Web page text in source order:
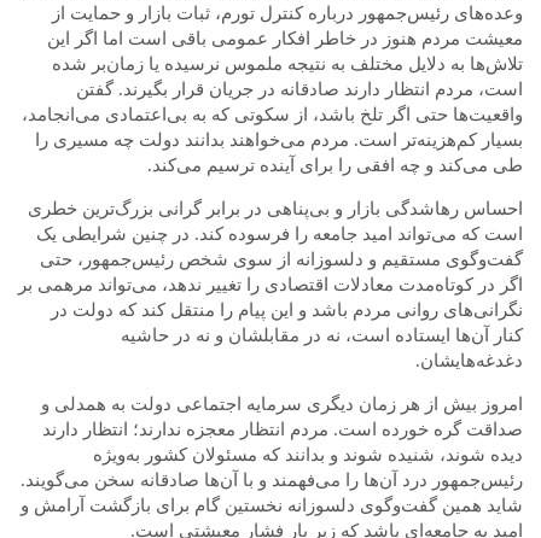
وعده‌های رئیس‌جمهور درباره کنترل تورم، ثبات بازار و حمایت از
معیشت مردم هنوز در خاطر افکار عمومی باقی استامااگر این
تلاش‌ها به دلایل مختلف به نتیجه ملموس نرسیده یا زمان‌بر شده
است، مردم انتظار دارند صادقانه در جریان قرار بگیرند. گفتن
واقعیت‌ها حتی اگر تلخ باشد، از سکوتی که به بی‌اعتمادی می‌انجامد،
بسیار کم‌هزینه‌تر است. مردم می‌خواهند بدانند دولت چه مسیری را
طی می‌کند و چه افقی را برای آینده ترسیم می‌کند.
احساس رهاشدگی بازار و بی‌پناهی در برابر گرانی بزرگ‌ترین خطری
است که می‌تواند امید جامعه را فرسوده کند. در چنین شرایطی یک
گفت‌وگوی مستقیم و دلسوزانه از سوی شخص رئیس‌جمهور، حتی
اگر در کوتاه‌مدت معادلات اقتصادی را تغییر ندهد، می‌تواند مرهمی بر
نگرانی‌های روانی مردم باشد و این پیام را منتقل کند که دولت در
کنار آن‌ها ایستاده است، نه در مقابلشان و نه در حاشیه
دغدغه‌هایشان.
امروز بیش از هر زمان دیگری سرمایه اجتماعی دولت به همدلی و
صداقت گره خورده است. مردم انتظار معجزه ندارند؛ انتظار دارند
دیده شوند، شنیده شوند و بدانند که مسئولان کشور به‌ویژه
رئیس‌جمهور درد آن‌ها را می‌فهمند و با آن‌ها صادقانه سخن می‌گویند.
شاید همین گفت‌وگوی دلسوزانه نخستین گام برای بازگشت آرامش و
امید به جامعه‌ای باشد که زیر بار فشار معیشتی است.